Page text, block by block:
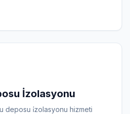
İzolasyonu
deposu i̇zolasyonu hizmeti